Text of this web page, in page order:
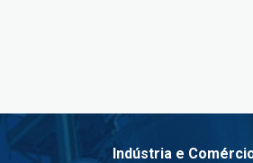
Indústria e